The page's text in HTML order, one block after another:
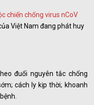
Việt Nam đang phát huy
đuổi nguyên tắc chống
cách ly kịp thời; khoanh